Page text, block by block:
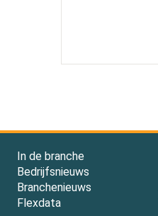
In de branche
Bedrijfsnieuws
Branchenieuws
Flexdata